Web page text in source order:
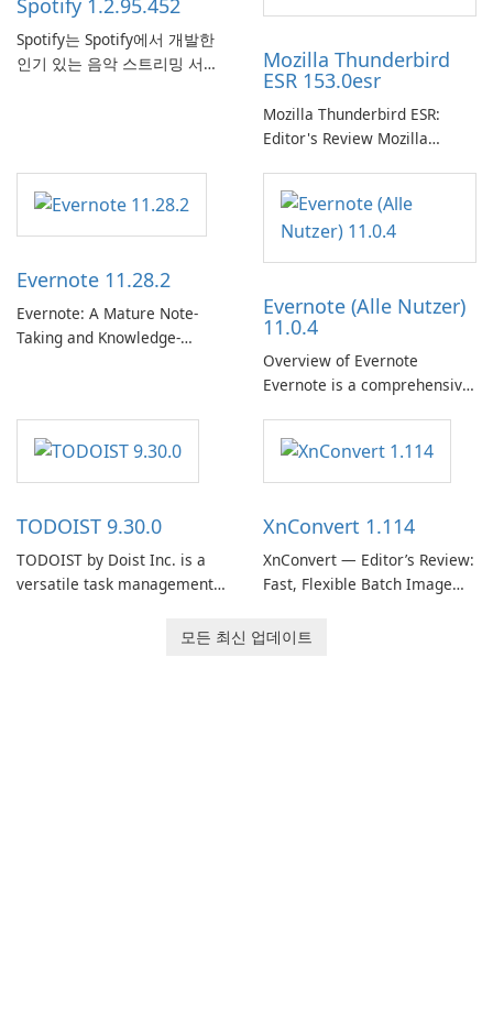
Spotify 1.2.95.452
Spotify는 Spotify에서 개발한
인기 있는 음악 스트리밍 서비
취 및 소셜 공유와 같은 기능을
통해 Spotify는 사용자가 좋아
고, 즐길 수 있는 원활한 음악
경험을 제공합니다.
Mozilla Thunderbird
ESR 153.0esr
Mozilla Thunderbird ESR:
Editor's Review Mozilla
Support Release) is the long-
term support channel of the
Thunderbird desktop email
client designed for
need predictable …
Evernote 11.28.2
Evernote: A Mature Note-
Taking and Knowledge-
capturing, organizing, and
retrieving notes and
reference materials across
Evernote (Alle Nutzer)
11.0.4
Overview of Evernote
Evernote is a comprehensive
software designed to help
users capture, organize, and
access information across
TODOIST 9.30.0
TODOIST by Doist Inc. is a
versatile task management
XnConvert 1.114
XnConvert — Editor’s Review:
Fast, Flexible Batch Image
macOS and Linux XnConvert
모든 최신 업데이트